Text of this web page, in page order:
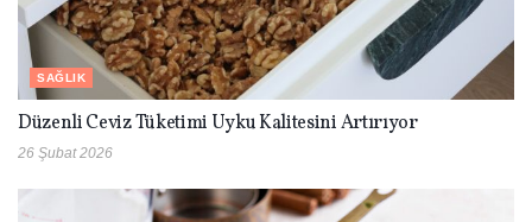
SAĞLIK
Düzenli Ceviz Tüketimi Uyku Kalitesini Artırıyor
26 Şubat 2026